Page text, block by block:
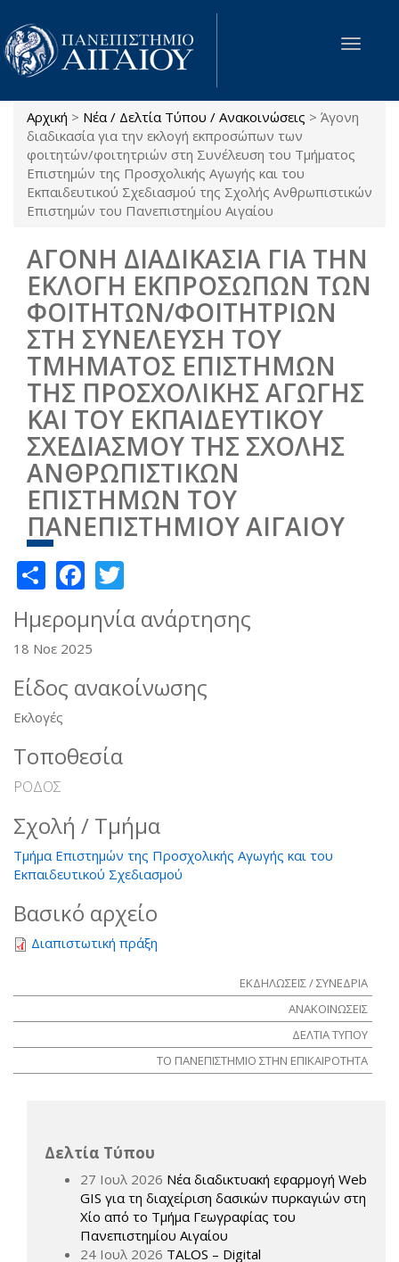
Παράκαμψη προς το κυρίως περιεχόμενο
Toggle
Είστε εδώ
Αρχική > Νέα / Δελτία Τύπου / Ανακοινώσεις > Άγονη
διαδικασία για την εκλογή εκπροσώπων των
φοιτητών/φοιτητριών στη Συνέλευση του Τμήματος
Επιστημών της Προσχολικής Αγωγής και του
Εκπαιδευτικού Σχεδιασμού της Σχολής Ανθρωπιστικών
Επιστημών του Πανεπιστημίου Αιγαίου
ΑΓΟΝΗ ΔΙΑΔΙΚΑΣΙΑ ΓΙΑ ΤΗΝ
ΕΚΛΟΓΗ ΕΚΠΡΟΣΩΠΩΝ ΤΩΝ
ΦΟΙΤΗΤΩΝ/ΦΟΙΤΗΤΡΙΩΝ
ΣΤΗ ΣΥΝΕΛΕΥΣΗ ΤΟΥ
ΤΜΗΜΑΤΟΣ ΕΠΙΣΤΗΜΩΝ
ΤΗΣ ΠΡΟΣΧΟΛΙΚΗΣ ΑΓΩΓΗΣ
ΚΑΙ ΤΟΥ ΕΚΠΑΙΔΕΥΤΙΚΟΥ
ΣΧΕΔΙΑΣΜΟΥ ΤΗΣ ΣΧΟΛΗΣ
ΑΝΘΡΩΠΙΣΤΙΚΩΝ
ΕΠΙΣΤΗΜΩΝ ΤΟΥ
ΠΑΝΕΠΙΣΤΗΜΙΟΥ ΑΙΓΑΙΟΥ
ShareFacebook
Ημερομηνία ανάρτησης
18 Νοε 2025
Είδος ανακοίνωσης
Εκλογές
Τοποθεσία
ΡΟΔΟΣ
Σχολή / Τμήμα
Τμήμα Επιστημών της Προσχολικής Αγωγής και του
Εκπαιδευτικού Σχεδιασμού
Βασικό αρχείο
Διαπιστωτική πράξη
ΕΚΔΗΛΩΣΕΙΣ / ΣΥΝΕΔΡΙΑ
ΑΝΑΚΟΙΝΩΣΕΙΣ
ΔΕΛΤΙΑ ΤΥΠΟΥ
ΤΟ ΠΑΝΕΠΙΣΤΗΜΙΟ ΣΤΗΝ ΕΠΙΚΑΙΡΟΤΗΤΑ
Δελτία Τύπου
27 Ιουλ 2026 Νέα διαδικτυακή εφαρμογή Web
GIS για τη διαχείριση δασικών πυρκαγιών στη
Χίο από το Τμήμα Γεωγραφίας του
Πανεπιστημίου Αιγαίου
24 Ιουλ 2026 TALOS – Digital